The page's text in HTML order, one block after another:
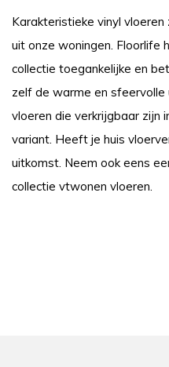
Karakteristieke vinyl
uit onze woningen. Floorlife
collectie toegankelijke en
zelf de warme en sfeervolle
vloeren die verkrijgbaar zijn
variant. Heeft je huis
uitkomst. Neem ook eens
collectie vtwonen vloeren.